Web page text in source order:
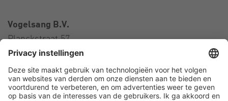
Vogelsang B.V.
Planckstraat 57
3316 GS Dordrecht
Nederland
Contact